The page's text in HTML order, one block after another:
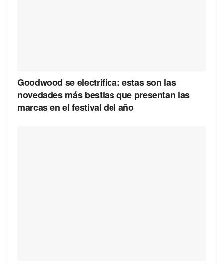
Goodwood se electrifica: estas son las
novedades más bestias que presentan las
marcas en el festival del año